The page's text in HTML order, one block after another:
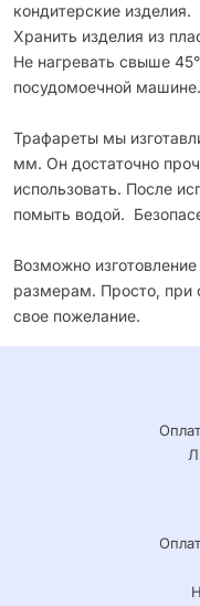
кондитерские изделия.
Хранить изделия из
Не нагревать свыше
посудомоечной машине.
Трафареты мы
мм. Он достаточно
использовать. После
помыть водой.
Возможно
размерам. Просто, при
свое пожелание.